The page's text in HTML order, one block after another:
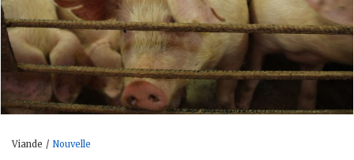
Viande Nouvelle